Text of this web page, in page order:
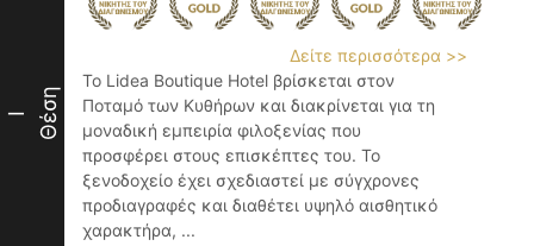
I Θέση
Δείτε περισσότερα >>
Το Lidea Boutique Hotel βρίσκεται στον
Ποταμό των Κυθήρων και διακρίνεται για τη
μοναδική εμπειρία φιλοξενίας που
προσφέρει στους επισκέπτες του. Το
ξενοδοχείο έχει σχεδιαστεί με σύγχρονες
προδιαγραφές και διαθέτει υψηλό αισθητικό
χαρακτήρα, ...